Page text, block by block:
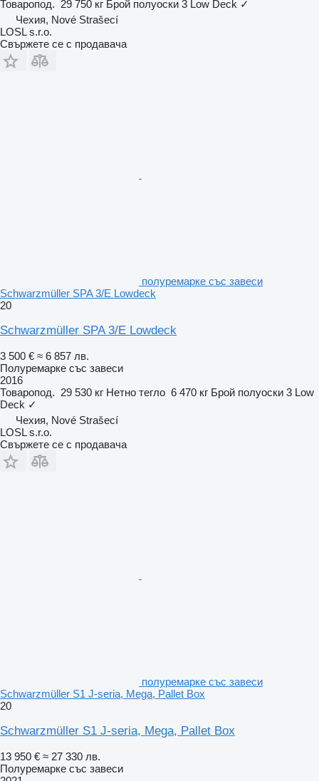
Товаропод. 29 750 кг Брой полуоски 3 Low Deck ✓
Чехия, Nové Strašecí
LOSL s.r.o.
Свържете се с продавача
полуремарке със завеси
Schwarzmüller SPA 3/E Lowdeck
20
Schwarzmüller SPA 3/E Lowdeck
3 500 € ≈ 6 857 лв.
Полуремарке със завеси
2016
Товаропод. 29 530 кг Нетно тегло 6 470 кг Брой полуоски 3 Low
Deck ✓
Чехия, Nové Strašecí
LOSL s.r.o.
Свържете се с продавача
полуремарке със завеси
Schwarzmüller S1 J-seria, Mega, Pallet Box
20
Schwarzmüller S1 J-seria, Mega, Pallet Box
13 950 € ≈ 27 330 лв.
Полуремарке със завеси